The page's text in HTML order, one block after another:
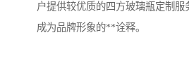
户提供较优质的四方玻璃瓶定制服
成为品牌形象的**诠释。